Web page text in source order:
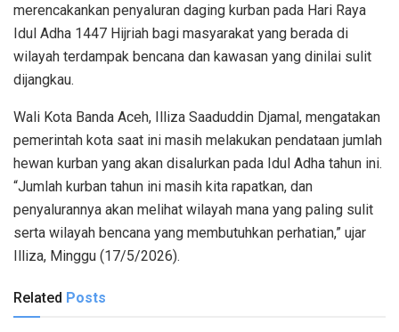
merencakankan penyaluran daging kurban pada Hari Raya
Idul Adha 1447 Hijriah bagi masyarakat yang berada di
wilayah terdampak bencana dan kawasan yang dinilai sulit
dijangkau.
Wali Kota Banda Aceh, Illiza Saaduddin Djamal, mengatakan
pemerintah kota saat ini masih melakukan pendataan jumlah
hewan kurban yang akan disalurkan pada Idul Adha tahun ini.
“Jumlah kurban tahun ini masih kita rapatkan, dan
penyalurannya akan melihat wilayah mana yang paling sulit
serta wilayah bencana yang membutuhkan perhatian,” ujar
Illiza, Minggu (17/5/2026).
Related Posts